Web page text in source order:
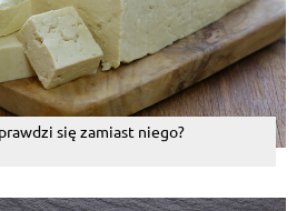
się zamiast niego?